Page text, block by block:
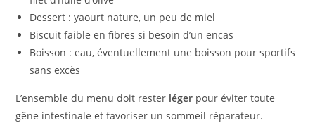
Dessert : yaourt nature, un peu de miel
Biscuit faible en fibres si besoin d’un encas
Boisson : eau, éventuellement une boisson pour sportifs
sans excès
L’ensemble du menu doit rester léger pour éviter toute
gêne intestinale et favoriser un sommeil réparateur.